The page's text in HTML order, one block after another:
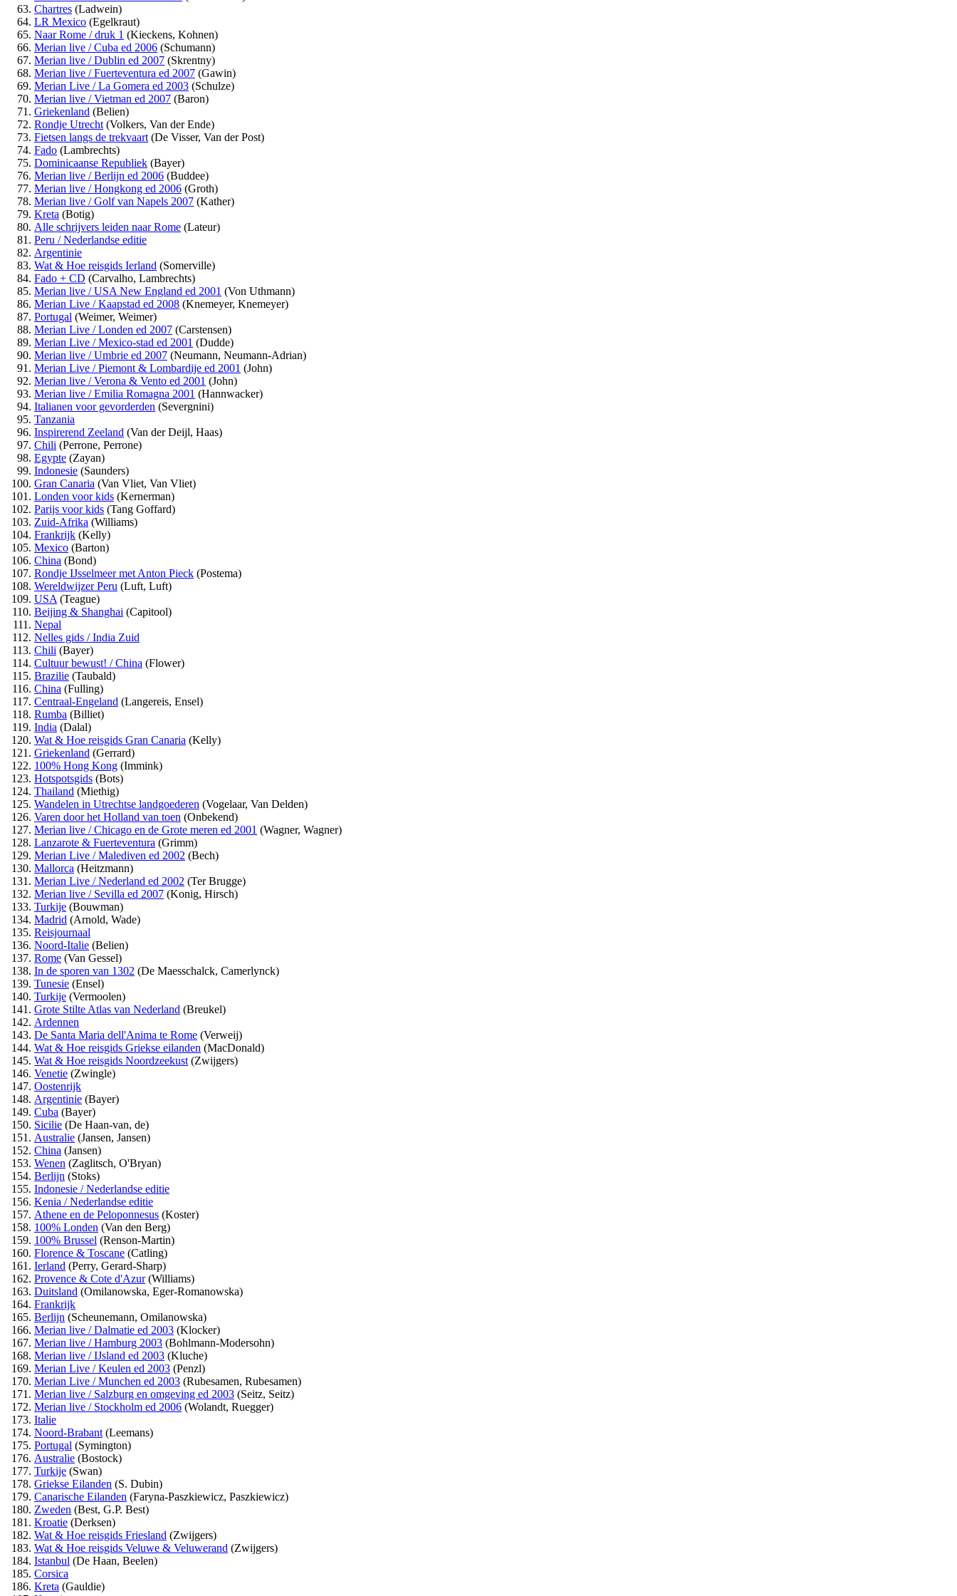
Chartres (Ladwein)
LR Mexico (Egelkraut)
Naar Rome / druk 1 (Kieckens, Kohnen)
Merian live / Cuba ed 2006 (Schumann)
Merian live / Dublin ed 2007 (Skrentny)
Merian live / Fuerteventura ed 2007 (Gawin)
Merian Live / La Gomera ed 2003 (Schulze)
Merian live / Vietman ed 2007 (Baron)
Griekenland (Belien)
Rondje Utrecht (Volkers, Van der Ende)
Fietsen langs de trekvaart (De Visser, Van der Post)
Fado (Lambrechts)
Dominicaanse Republiek (Bayer)
Merian live / Berlijn ed 2006 (Buddee)
Merian live / Hongkong ed 2006 (Groth)
Merian live / Golf van Napels 2007 (Kather)
Kreta (Botig)
Alle schrijvers leiden naar Rome (Lateur)
Peru / Nederlandse editie
Argentinie
Wat & Hoe reisgids Ierland (Somerville)
Fado + CD (Carvalho, Lambrechts)
Merian live / USA New England ed 2001 (Von Uthmann)
Merian Live / Kaapstad ed 2008 (Knemeyer, Knemeyer)
Portugal (Weimer, Weimer)
Merian Live / Londen ed 2007 (Carstensen)
Merian Live / Mexico-stad ed 2001 (Dudde)
Merian live / Umbrie ed 2007 (Neumann, Neumann-Adrian)
Merian Live / Piemont & Lombardije ed 2001 (John)
Merian live / Verona & Vento ed 2001 (John)
Merian live / Emilia Romagna 2001 (Hannwacker)
Italianen voor gevorderden (Severgnini)
Tanzania
Inspirerend Zeeland (Van der Deijl, Haas)
Chili (Perrone, Perrone)
Egypte (Zayan)
Indonesie (Saunders)
Gran Canaria (Van Vliet, Van Vliet)
Londen voor kids (Kernerman)
Parijs voor kids (Tang Goffard)
Zuid-Afrika (Williams)
Frankrijk (Kelly)
Mexico (Barton)
China (Bond)
Rondje IJsselmeer met Anton Pieck (Postema)
Wereldwijzer Peru (Luft, Luft)
USA (Teague)
Beijing & Shanghai (Capitool)
Nepal
Nelles gids / India Zuid
Chili (Bayer)
Cultuur bewust! / China (Flower)
Brazilie (Taubald)
China (Fulling)
Centraal-Engeland (Langereis, Ensel)
Rumba (Billiet)
India (Dalal)
Wat & Hoe reisgids Gran Canaria (Kelly)
Griekenland (Gerrard)
100% Hong Kong (Immink)
Hotspotsgids (Bots)
Thailand (Miethig)
Wandelen in Utrechtse landgoederen (Vogelaar, Van Delden)
Varen door het Holland van toen (Onbekend)
Merian live / Chicago en de Grote meren ed 2001 (Wagner, Wagner)
Lanzarote & Fuerteventura (Grimm)
Merian Live / Malediven ed 2002 (Bech)
Mallorca (Heitzmann)
Merian Live / Nederland ed 2002 (Ter Brugge)
Merian live / Sevilla ed 2007 (Konig, Hirsch)
Turkije (Bouwman)
Madrid (Arnold, Wade)
Reisjournaal
Noord-Italie (Belien)
Rome (Van Gessel)
In de sporen van 1302 (De Maesschalck, Camerlynck)
Tunesie (Ensel)
Turkije (Vermoolen)
Grote Stilte Atlas van Nederland (Breukel)
Ardennen
De Santa Maria dell'Anima te Rome (Verweij)
Wat & Hoe reisgids Griekse eilanden (MacDonald)
Wat & Hoe reisgids Noordzeekust (Zwijgers)
Venetie (Zwingle)
Oostenrijk
Argentinie (Bayer)
Cuba (Bayer)
Sicilie (De Haan-van, de)
Australie (Jansen, Jansen)
China (Jansen)
Wenen (Zaglitsch, O'Bryan)
Berlijn (Stoks)
Indonesie / Nederlandse editie
Kenia / Nederlandse editie
Athene en de Peloponnesus (Koster)
100% Londen (Van den Berg)
100% Brussel (Renson-Martin)
Florence & Toscane (Catling)
Ierland (Perry, Gerard-Sharp)
Provence & Cote d'Azur(Williams)
Duitsland (Omilanowska, Eger-Romanowska)
Frankrijk
Berlijn (Scheunemann, Omilanowska)
Merian live / Dalmatie ed 2003 (Klocker)
Merian live / Hamburg 2003 (Bohlmann-Modersohn)
Merian live / IJsland ed 2003 (Kluche)
Merian Live / Keulen ed 2003 (Penzl)
Merian Live / Munchen ed 2003 (Rubesamen, Rubesamen)
Merian live / Salzburg en omgeving ed 2003 (Seitz, Seitz)
Merian live / Stockholm ed 2006 (Wolandt, Ruegger)
Italie
Noord-Brabant (Leemans)
Portugal (Symington)
Australie (Bostock)
Turkije (Swan)
Griekse Eilanden (S. Dubin)
Canarische Eilanden (Faryna-Paszkiewicz, Paszkiewicz)
Zweden (Best, G.P. Best)
Kroatie (Derksen)
Wat & Hoe reisgids Friesland (Zwijgers)
Wat & Hoe reisgids Veluwe & Veluwerand (Zwijgers)
Istanbul (De Haan, Beelen)
Corsica
Kreta (Gauldie)